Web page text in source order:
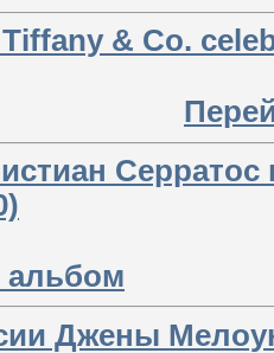
& Co.
альбом
Джены